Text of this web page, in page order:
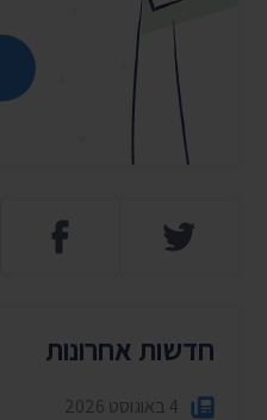
חדשות אחרונות
4 באוגוסט 2026